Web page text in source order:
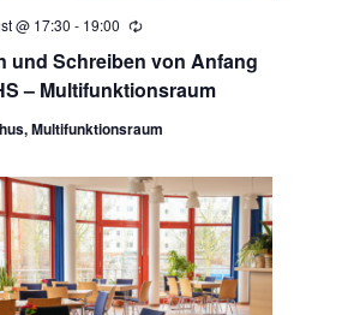
und Schreiben von Anfang
– Multifunktionsraum
@ 17:30 - 19:00 Wiederholung
Multifunktionsraum